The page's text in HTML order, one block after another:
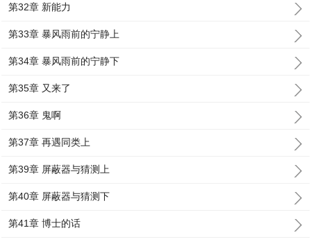
第32章 新能力
第33章 暴风雨前的宁静上
第34章 暴风雨前的宁静下
第35章 又来了
第36章 鬼啊
第37章 再遇同类上
第39章 屏蔽器与猜测上
第40章 屏蔽器与猜测下
第41章 博士的话